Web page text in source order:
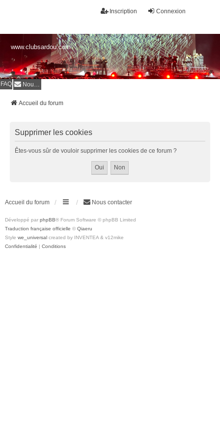
Connexion
Inscription
www.clubsardou.com
FAQ Nous contacter
Accueil du forum
Supprimer les cookies
Êtes-vous sûr de vouloir supprimer les cookies de ce forum ?
Accueil du forum Nous contacter
Développé par phpBB® Forum Software © phpBB Limited
Traduction française officielle © Qiaeru
Style we_universal created by INVENTEA & v12mike
Confidentialité | Conditions